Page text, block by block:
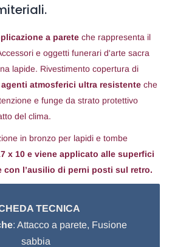
a parete che rappresenta il
e oggetti funerari d'arte sacra
lapide. Rivestimento copertura di
atmosferici ultra resistente che
e funge da strato protettivo
del clima.
in bronzo per lapidi e tombe
x 10 e viene applicato alle superfici
con l’ausilio di perni posti sul retro.
TECNICA
: Attacco a parete, Fusione
sabbia